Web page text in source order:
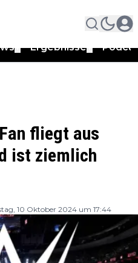
Ergebnisse
fliegt aus
ist ziemlich
10 Oktober 2024 um 17:44